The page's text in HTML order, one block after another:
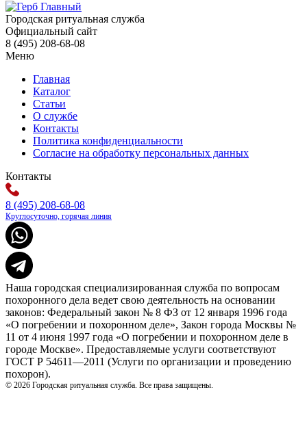
Городская ритуальная служба
Официальный сайт
8 (495) 208-68-08
Меню
Главная
Каталог
Статьи
О службе
Контакты
Политика конфиденциальности
Согласие на обработку персональных данных
Контакты
8 (495) 208-68-08
Круглосуточно, горячая линия
Наша городская специализированная служба по вопросам
похоронного дела ведет свою деятельность на основании
законов: Федеральный закон № 8 ФЗ от 12 января 1996 года
«О погребении и похоронном деле», Закон города Москвы №
11 от 4 июня 1997 года «О погребении и похоронном деле в
городе Москве». Предоставляемые услуги соответствуют
ГОСТ Р 54611—2011 (Услуги по организации и проведению
похорон).
© 2026 Городская ритуальная служба. Все права защищены.